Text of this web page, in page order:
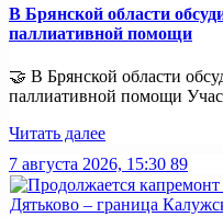
В Брянской области
паллиативной помощи
🤝 В Брянской области
паллиативной помощи
Читать далее
7 августа 2026, 15:30 89